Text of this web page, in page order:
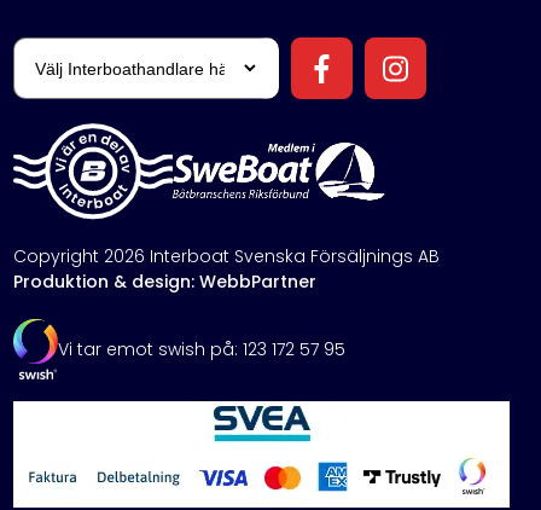
Copyright 2026 Interboat Svenska Försäljnings AB
Produktion & design: WebbPartner
Vi tar emot swish på: 123 172 57 95